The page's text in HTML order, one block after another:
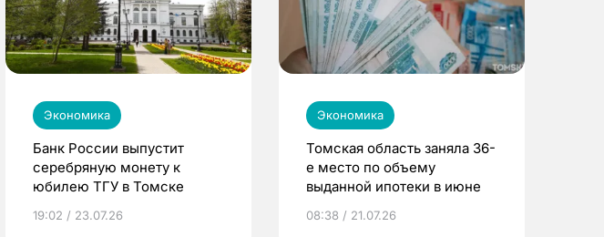
Экономика
Банк России выпустит
серебряную монету к
юбилею ТГУ в Томске
19:02 / 23.07.26
Экономика
Томская область заняла 36-
е место по объему
выданной ипотеки в июне
08:38 / 21.07.26